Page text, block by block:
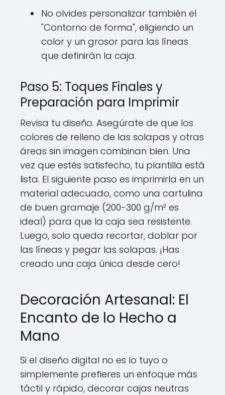
No olvides personalizar también el
"Contorno de forma", eligiendo un
color y un grosor para las líneas
que definirán la caja.
Paso 5: Toques Finales y
Preparación para Imprimir
Revisa tu diseño. Asegúrate de que los
colores de relleno de las solapas y otras
áreas sin imagen combinan bien. Una
vez que estés satisfecho, tu plantilla está
lista. El siguiente paso es imprimirla en un
material adecuado, como una cartulina
de buen gramaje (200-300 g/m² es
ideal) para que la caja sea resistente.
Luego, solo queda recortar, doblar por
las líneas y pegar las solapas. ¡Has
creado una caja única desde cero!
Decoración Artesanal: El
Encanto de lo Hecho a
Mano
Si el diseño digital no es lo tuyo o
simplemente prefieres un enfoque más
táctil y rápido, decorar cajas neutras